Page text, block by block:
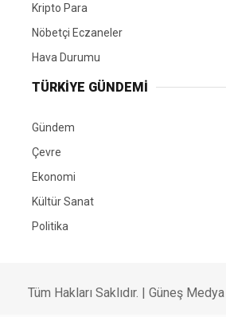
Kripto Para
Nöbetçi Eczaneler
Hava Durumu
TÜRKIYE GÜNDEMI
Gündem
Çevre
Ekonomi
Kültür Sanat
Politika
Tüm Hakları Saklıdır. | Güneş Medya